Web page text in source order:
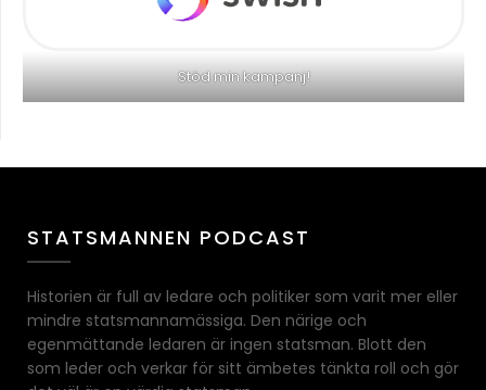
Stöd min kampanj!
STATSMANNEN PODCAST
Historien är full av ledare och politiker som varit mer eller
mindre statsmannamässiga. Den närige och
egenmättande ledaren är ingen statsman. Blott den
som leder och verkar för sitt ämbetes tänkta roll och gör